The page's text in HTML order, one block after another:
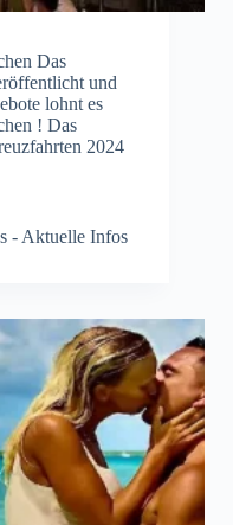
Das
und
lohnt es
! Das
2024
- Aktuelle Infos